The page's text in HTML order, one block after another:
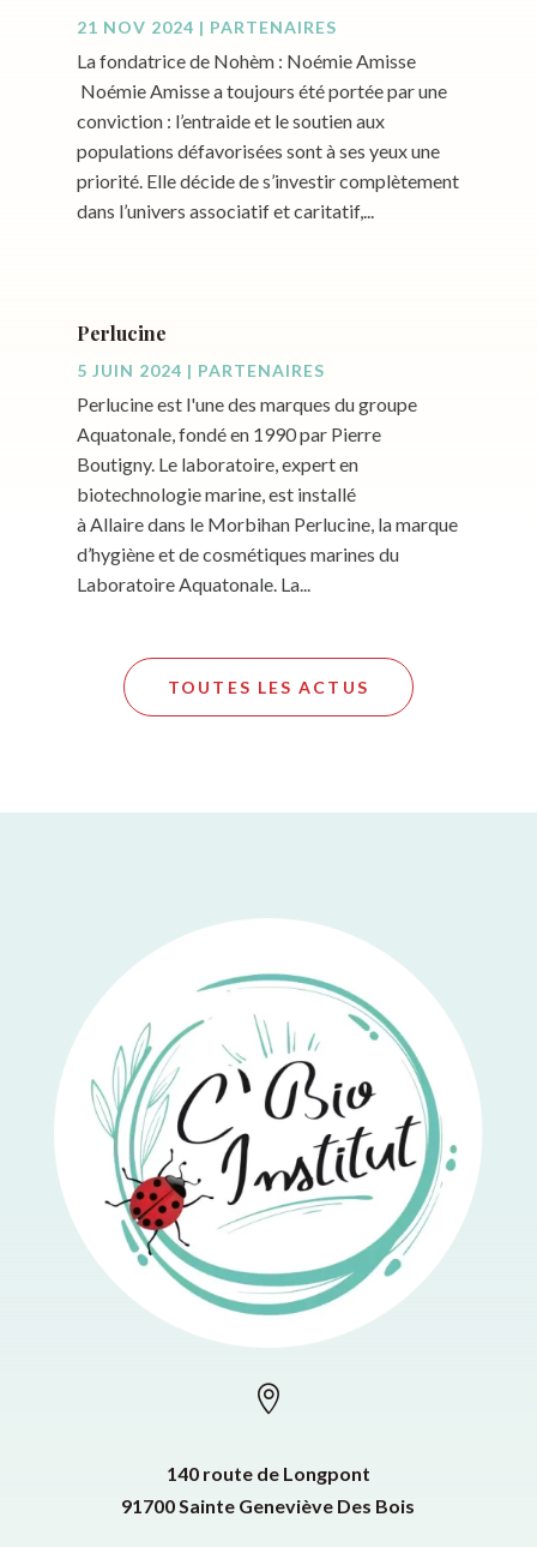
21 NOV 2024 | PARTENAIRES
La fondatrice de Nohèm : Noémie Amisse
Noémie Amisse a toujours été portée par une
conviction : l’entraide et le soutien aux
populations défavorisées sont à ses yeux une
priorité. Elle décide de s’investir complètement
dans l’univers associatif et caritatif,...
Perlucine
5 JUIN 2024 | PARTENAIRES
Perlucine est l'une des marques du groupe
Aquatonale, fondé en 1990 par Pierre
Boutigny. Le laboratoire, expert en
biotechnologie marine, est installé
à Allaire dans le Morbihan Perlucine, la marque
d’hygiène et de cosmétiques marines du
Laboratoire Aquatonale. La...
TOUTES LES ACTUS

140 route de Longpont
91700 Sainte Geneviève Des Bois